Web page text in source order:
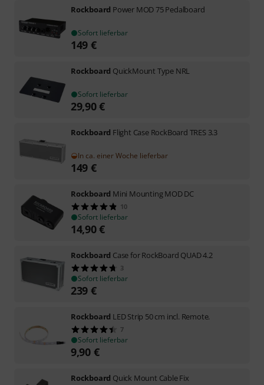
Rockboard Power MOD 75 Pedalboard
Sofort lieferbar
149 €
Rockboard QuickMount Type NRL
Sofort lieferbar
29,90€
Rockboard Flight Case RockBoard TRES 3.3
In ca. einer Woche lieferbar
149 €
Rockboard Mini Mounting MOD DC
10
Sofort lieferbar
14,90€
Rockboard Case for RockBoard QUAD 4.2
3
Sofort lieferbar
239 €
Rockboard LED Strip 50 cm incl. Remote.
7
Sofort lieferbar
9,90 €
Rockboard Quick Mount Cable Fix